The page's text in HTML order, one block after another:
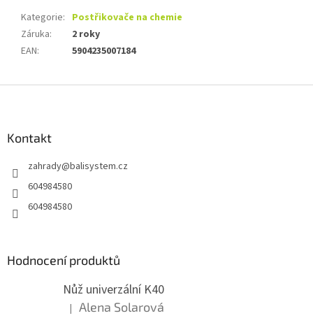
Kategorie: Postřikovače na chemie
Záruka:
2 roky
EAN: 5904235007184
Kontakt
zahrady@balisystem.cz
604984580
604984580
Hodnocení produktů
Nůž univerzální K40
Hodnocení produktu je 5 z 5 hvězdiček.
| Alena Solarová